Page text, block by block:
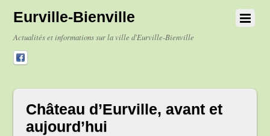
Eurville-Bienville
Actualités et informations sur la ville d'Eurville-Bienville
Château d’Eurville, avant et
aujourd’hui